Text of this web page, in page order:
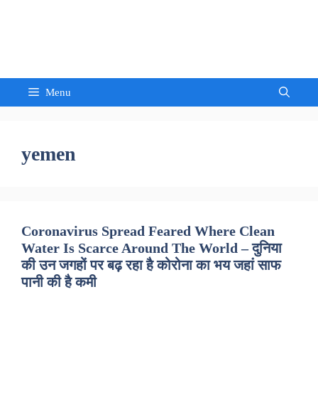
Menu
yemen
Coronavirus Spread Feared Where Clean
Water Is Scarce Around The World – दुनिया
की उन जगहों पर बढ़ रहा है कोरोना का भय जहां साफ
पानी की है कमी